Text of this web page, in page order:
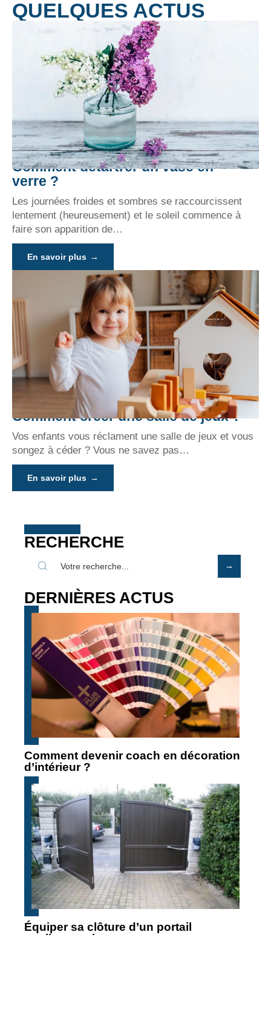
QUELQUES ACTUS
Comment détartrer un vase en
verre ?
Les journées froides et sombres se raccourcissent
lentement (heureusement) et le soleil commence à
faire son apparition de…
En savoir plus
Comment créer une salle de jeux ?
Vos enfants vous réclament une salle de jeux et vous
songez à céder ? Vous ne savez pas…
En savoir plus
RECHERCHE
DERNIÈRES ACTUS
Comment devenir coach en décoration
d’intérieur ?
Équiper sa clôture d’un portail
coulissant : les avantages